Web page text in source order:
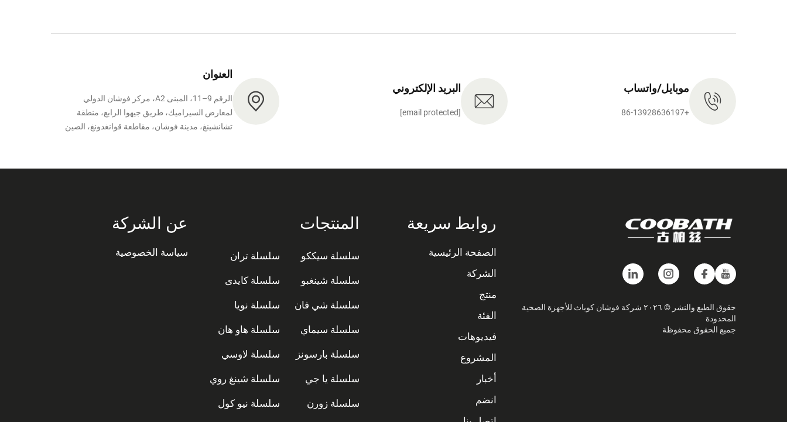
موبايل/واتساب
+86-13928636197
البريد الإلكتروني
[email protected]
العنوان
الرقم 9–11، المبنى A2، مركز فوشان الدولي
لمعارض السيراميك، طريق جيهوا الرابع، منطقة
تشانشينغ، مدينة فوشان، مقاطعة قوانغدونغ، الصين
حقوق الطبع والنشر © ٢٠٢٦ شركة فوشان كوباث للأجهزة الصحية
المحدودة
جميع الحقوق محفوظة
روابط سريعة
الصفحة الرئيسية
الشركة
منتج
الفئة
فيديوهات
المشروع
أخبار
انضم
المنتجات
سلسلة سيككو سلسلة تران
سلسلة شينغبو سلسلة كايدى
سلسلة شي فان سلسلة نويا
سلسلة سيماي سلسلة هاو هان
سلسلة بارسونز سلسلة لاوسي
سلسلة يا جي سلسلة شينغ روي
سلسلة زورن سلسلة نيو كول
عن الشركة
سياسة الخصوصية